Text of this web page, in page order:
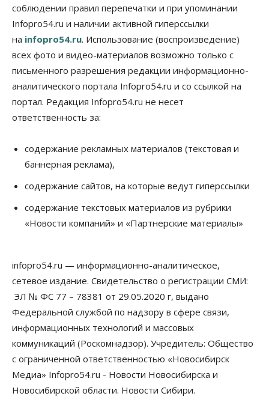
Власть Право&Порядок
Роспотребнадзор изъял почти полторы тонны
мяса в Новосибирской области
07 Августа 2026, 15:00
Расходы новосибирцев на спорт выросли на 40%
за полгода
07 Августа 2026, 14:00
В Новосибирске многодетным семьям вручили
07 Августа 2026, 13:55
07 Августа 2026, 13:00
Власть
Школы, библиотеки, пешеходные тротуары:
депутаты Госдумы контролируют работы на
социальных объектах
07 Августа 2026, 12:35
Общество
Синоптики рассказали о погоде в Новосибирске
на выходных
07 Августа 2026, 12:00
соблюдении правил перепечатки и при упоминании
Infopro54.ru и наличии активной гиперссылки
на infopro54.ru. Использование (воспроизведение)
всех фото и видео-материалов возможно только с
письменного разрешения редакции информационно-
аналитического портала Infopro54.ru и со ссылкой на
портал. Редакция Infopro54.ru не несет
ответственность за:
содержание рекламных материалов (текстовая и
баннерная реклама),
содержание сайтов, на которые ведут гиперссылки
содержание текстовых материалов из рубрики
«Новости компаний» и «Партнерские материалы»
infopro54.ru — информационно-аналитическое,
сетевое издание. Свидетельство о регистрации СМИ:
ЭЛ № ФС 77 – 78381 от 29.05.2020 г, выдано
Федеральной службой по надзору в сфере связи,
информационных технологий и массовых
коммуникаций (Роскомнадзор). Учредитель: Общество
с ограниченной ответственностью «Новосибирск
Медиа» Infopro54.ru - Новости Новосибирска и
Новосибирской области. Новости Сибири.